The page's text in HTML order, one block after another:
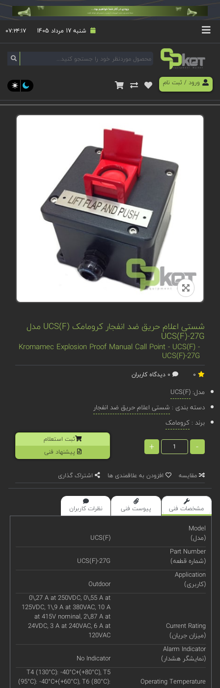
شنبه 17 مرداد 1405 ۰۷:۲۴:۱۸
ورود/ ثبت نام
شستی اعلام حریق ضد انفجار کرومامک UCS(F) مدل
UCS(F)-27G
Kromamec Explosion Proof Manual Call Point - UCS(F) -
UCS(F)-27G
مدل:UCS(F)
دسته بندی : شستی اعلام حریق ضد انفجار
برند :کرومامک
-
+
ثبت استعلام
پیشنهاد فنی
مقایسه افزودن به علاقمندی ها اشتراک گذاری
مشخصات فنی پیوست فنی نظرات کاربران
Model
(مدل)
UCS(F)
Part Number
(شماره قطعه)
UCS(F)-27G
Application
(کاربری)
Outdoor
Current Rating
(میزان جریان)
0\,27 A at 250VDC, 0\,55 A at
125VDC, 1\,9 A at 380VAC, 10 A
at 415V nominal, 2\,87 A at
24VDC, 3 A at 240VAC, 6 A at
120VAC
Alarm Indicator
(نمایشگر هشدار)
No Indicator
Operating Temperature
T4 (130°C): -40°C+(+80°C), T5
(95°C): -40°C+(+60°C), T6 (80°C):